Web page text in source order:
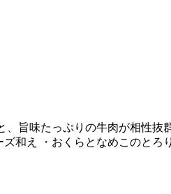
旨味たっぷりの牛肉が相性
和え ・おくらとなめこのとろ